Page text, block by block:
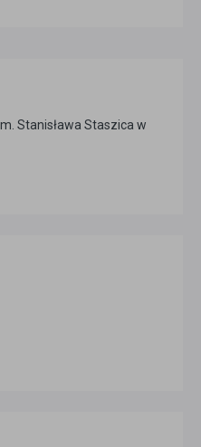
Stanisława Staszica w